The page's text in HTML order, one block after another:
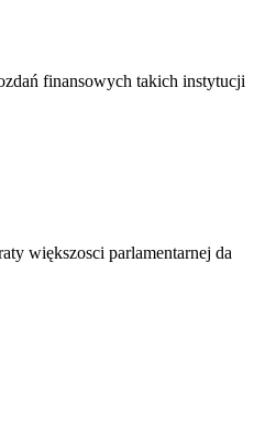
finansowych takich instytucji
większosci parlamentarnej da